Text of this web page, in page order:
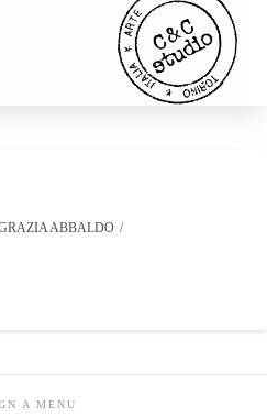
ABBALDO
A MENU